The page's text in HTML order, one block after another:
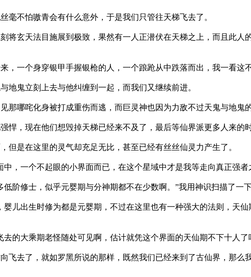
不怕嗷青会有什么意外，于是我们只管往天梯飞去了。
玄天法目施展到极致，果然有一人正潜伏在天梯之上，而且此人
一个身穿银甲手握银枪的人，一个踉跄从中跌落而出，我一看这
鬼立刻上去与他纠缠到一起，而我们又继续前进。
哪咤化身被打成重伤而逃，而巨灵神也因为力敌不过天鬼与地鬼
，现在他们想毁掉天梯已经来不及了，最后等仙界派更多人来的
是在这里的灵气却充足无比，甚至已经有丝丝仙灵力产生了。
，一个不起眼的小界面而已，在这个星域中才是我等走向真正强者
阶修士，似乎元婴期与分神期都不在少数啊。”我用神识扫描了一下
儿出生时修为都是元婴期，不过在这里也有一种强大的法则，天
的大乘期老怪随处可见啊，估计就凭这个界面的天仙期不下十人了
去了，就如罗黑所说的那样，既然我们已经来到了古仙界，那么